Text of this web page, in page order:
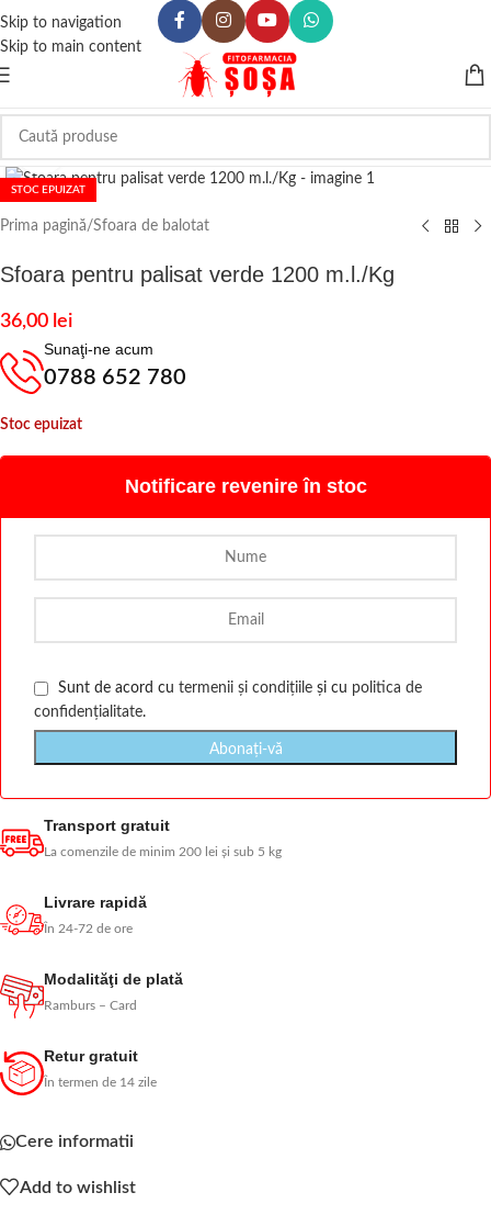
Skip to navigation
Skip to main content
STOC EPUIZAT
Prima pagină/Sfoara de balotat
Sfoara pentru palisat verde 1200 m.l./Kg
36,00 lei
Sunaţi-ne acum
0788 652 780
Stoc epuizat
Notificare revenire în stoc
Sunt de acord cu termenii și condițiile și cu politica de
confidențialitate.
Transport gratuit
La comenzile de minim 200 lei și sub 5 kg
Livrare rapidă
În 24-72 de ore
Modalităţi de plată
Ramburs – Card
Retur gratuit
În termen de 14 zile
Cere informatii
Add to wishlist